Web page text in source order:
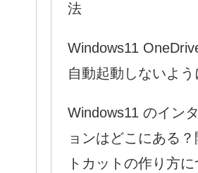
法
Windows11
自動起動しないよ
Windows11 のイン
ョンはどこにある
トカットの作り方